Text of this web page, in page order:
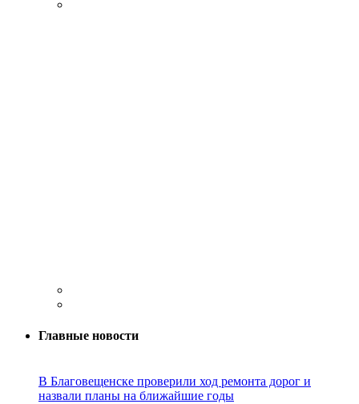
Главные новости
В Благовещенске проверили ход ремонта дорог и
назвали планы на ближайшие годы